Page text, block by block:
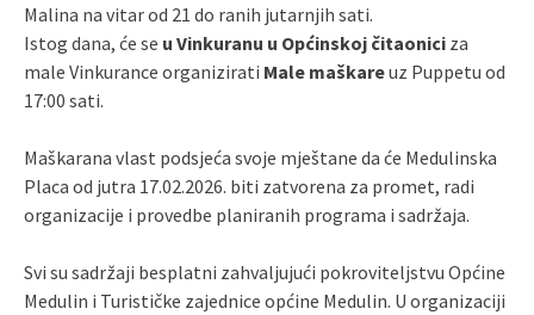
Malina na vitar od 21 do ranih jutarnjih sati.
Istog dana, će se u Vinkuranu u Općinskoj čitaonici za
male Vinkurance organizirati Male maškareuz Puppetu od
17:00 sati.
Maškarana vlast podsjeća svoje mještane da će Medulinska
Placa od jutra 17.02.2026. biti zatvorena za promet, radi
organizacije i provedbe planiranih programa i sadržaja.
Svi su sadržaji besplatni zahvaljujući pokroviteljstvu Općine
Medulin i Turističke zajednice općine Medulin. U organizaciji